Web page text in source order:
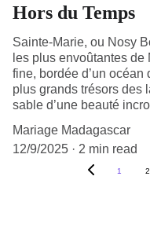
Hors du Temps
Sainte-Marie, ou Nosy
les plus envoûtantes
fine, bordée d’un océan
plus grands trésors des
sable d’une beauté
Mariage Madagascar
12/9/2025
2 min read
1 2